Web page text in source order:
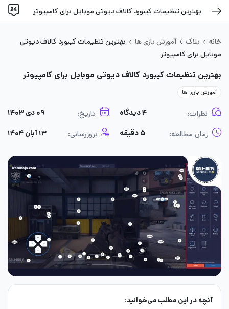
بهترین تنظیمات کیبورد کالاف دیوتی موبایل برای کامپیوتر
خانه بلاگ آموزش بازی ها
بهترین تنظیمات کیبورد کالاف دیوتی
موبایل برای کامپیوتر
بهترین تنظیمات کیبورد کالاف دیوتی موبایل برای کامپیوتر
آموزش بازی ها
نظرات: ۴ دیدگاه تاریخ: ۰۹ دی ۱۴۰۳
زمان مطالعه: ۵ دقیقه بروزرسانی: ۱۳ آبان ۱۴۰۴
آنچه در این مطلب می‌خوانید: